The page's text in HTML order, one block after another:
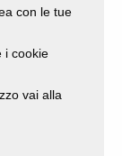
con le tue
i cookie
vai alla